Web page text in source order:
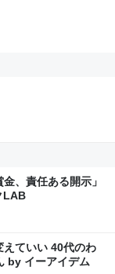
、責任ある開示」
LAB
えていい 40代のわ
by イーアイデム